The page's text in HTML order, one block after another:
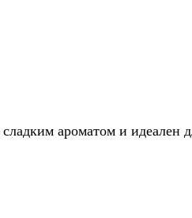
ароматом и идеален